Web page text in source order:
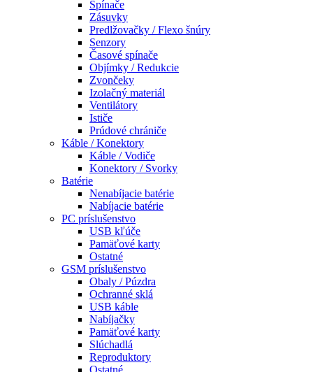
Spínače
Zásuvky
Predlžovačky / Flexo šnúry
Senzory
Časové spínače
Objímky / Redukcie
Zvončeky
Izolačný materiál
Ventilátory
Ističe
Prúdové chrániče
Káble / Konektory
Káble / Vodiče
Konektory / Svorky
Batérie
Nenabíjacie batérie
Nabíjacie batérie
PC príslušenstvo
USB kľúče
Pamäťové karty
Ostatné
GSM príslušenstvo
Obaly / Púzdra
Ochranné sklá
USB káble
Nabíjačky
Pamäťové karty
Slúchadlá
Reproduktory
Ostatné